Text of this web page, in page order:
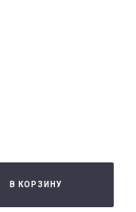
В КОРЗИНУ